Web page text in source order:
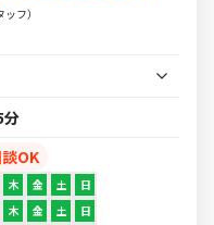
食事補助（30％割
ステーション加入あ
フ）
分
OK
木 金 土 日
木 金 土 日